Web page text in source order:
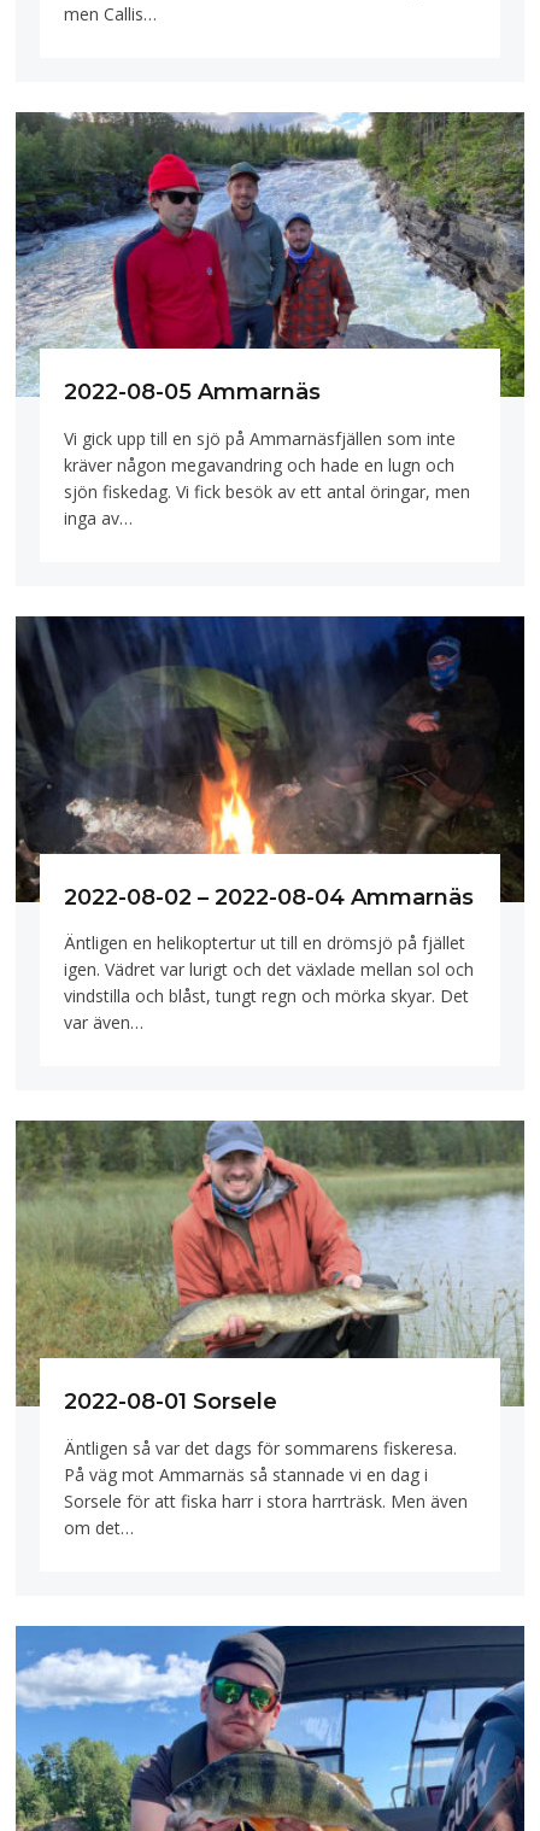
men Callis…
2022-08-05 Ammarnäs
Vi gick upp till en sjö på Ammarnäsfjällen som inte
kräver någon megavandring och hade en lugn och
sjön fiskedag. Vi fick besök av ett antal öringar, men
inga av…
2022-08-02 – 2022-08-04 Ammarnäs
Äntligen en helikoptertur ut till en drömsjö på fjället
igen. Vädret var lurigt och det växlade mellan sol och
vindstilla och blåst, tungt regn och mörka skyar. Det
var även…
2022-08-01 Sorsele
Äntligen så var det dags för sommarens fiskeresa.
På väg mot Ammarnäs så stannade vi en dag i
Sorsele för att fiska harr i stora harrträsk. Men även
om det…